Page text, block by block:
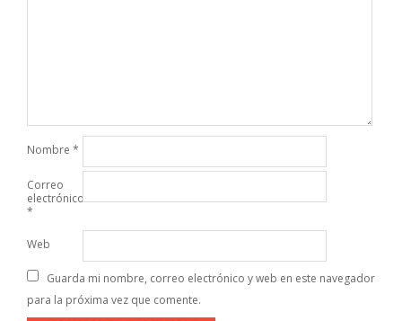
Nombre *
Correo
electrónico
*
Web
Guarda mi nombre, correo electrónico y web en este navegador
para la próxima vez que comente.